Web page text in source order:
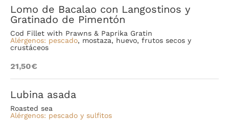
Lomo de Bacalao con Langostinos y
Gratinado de Pimentón
Cod Fillet with Prawns & Paprika Gratin
Alérgenos: pescado, mostaza, huevo, frutos secos y
crustáceos
21,50€
Lubina asada
Roasted sea
Alérgenos: pescado y sulfitos